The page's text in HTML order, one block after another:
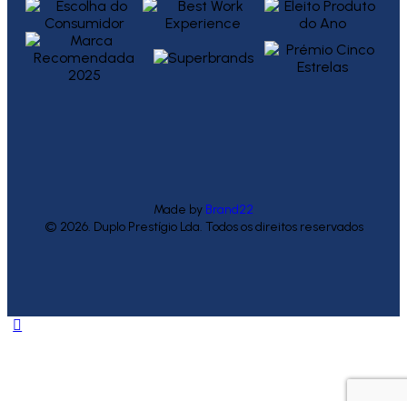
Made by Brand22
© 2026. Duplo Prestígio Lda. Todos os direitos reservados